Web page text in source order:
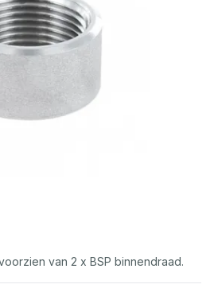
van 2 x BSP binnendraad.